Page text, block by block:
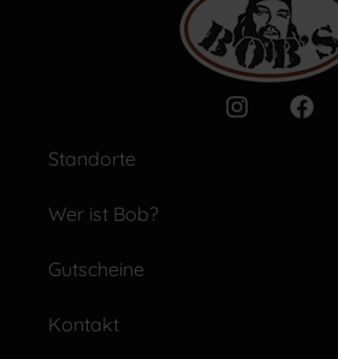
Standorte
Wer ist Bob?
Gutscheine
Kontakt